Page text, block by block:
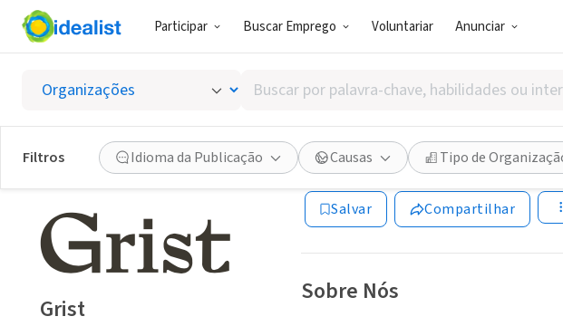
Participar Buscar Emprego Voluntariar Anunciar
Buscar
por
palavra-
chave,
habilidades
ou
interesses
Filtros Idioma da Publicação Causas Tipo de
Grist
Seattle, WA www.grist.org
Salvar Compartilhar
Sobre Nós
Grist